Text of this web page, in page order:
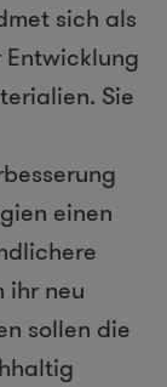
sich als
Sie
einen
ihr neu
sollen die